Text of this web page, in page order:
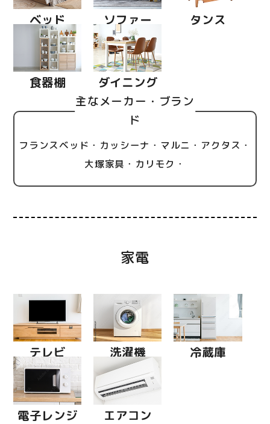
ベッド ソファー タンス
食器棚 ダイニング
主なメーカー・ブラン
ド
フランスベッド・カッシーナ・マルニ・アクタス・
大塚家具・カリモク・
家電
テレビ 洗濯機 冷蔵庫
電子レンジ エアコン